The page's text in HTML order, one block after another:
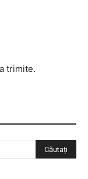
trimite.